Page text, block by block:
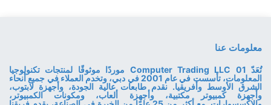
معلومات عنا
تُعَدّ 01 Computer Trading LLC موردًا موثوقًا لمنتجات تكنولوجيا
المعلومات، تأسست في عام 2001 في دبي، وتخدم العملاء في جميع أنحاء
الشرق الأوسط وأفريقيا. نقدم طابعات عالية الجودة، وأجهزة لابتوب،
وأجهزة كمبيوتر مكتبية، وأجهزة ألعاب، ومكونات الكمبيوتر،